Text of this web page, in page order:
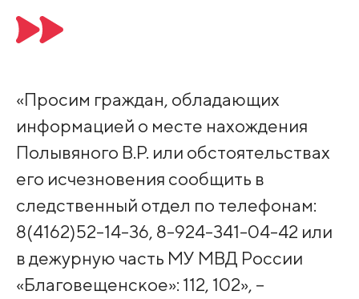
«Просим граждан, обладающих
информацией о месте нахождения
Полывяного В.Р. или обстоятельствах
его исчезновения сообщить в
следственный отдел по телефонам:
8(4162)52-14-36, 8-924-341-04-42 или
в дежурную часть МУ МВД России
«Благовещенское»: 112, 102», –